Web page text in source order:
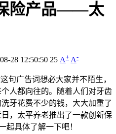
险产品——太
28 12:50:50 25 A+ A-
句广告词想必大家并不陌生，
人都向往的。随着人们对牙齿
牙花费不少的钱，大大加重了
，太平养老推出了一款创新保
起具体了解一下吧！